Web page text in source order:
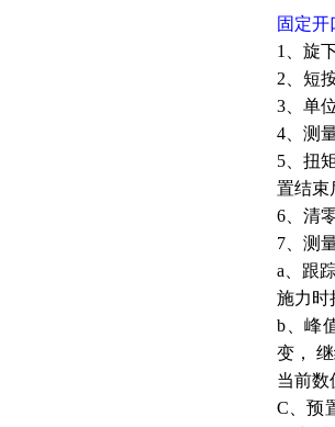
固定开
1、旋
2、短
3、单
4、测
5、扭
置结束
6、清
7、测
a、跟
施力时
b、峰
变，
当前数
C、预